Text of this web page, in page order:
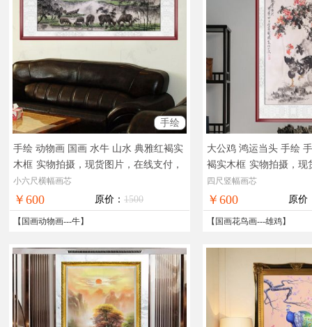
手绘
手绘 动物画 国画 水牛 山水 典雅红褐实
木框 实物拍摄，现货图片，在线支付，
全国免邮
小六尺横幅画芯
￥600 原价： 1500
【 国画动物画---牛】
大公鸡 鸿运当头 手绘
褐实木框 实物拍摄，现
付，全国免邮
四尺竖幅画芯
￥600 原价
【 国画花鸟画---雄鸡】